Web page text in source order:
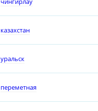
казахстан
уральск
переметная